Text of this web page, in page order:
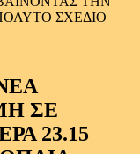
ΣΧΕΔΙΟ